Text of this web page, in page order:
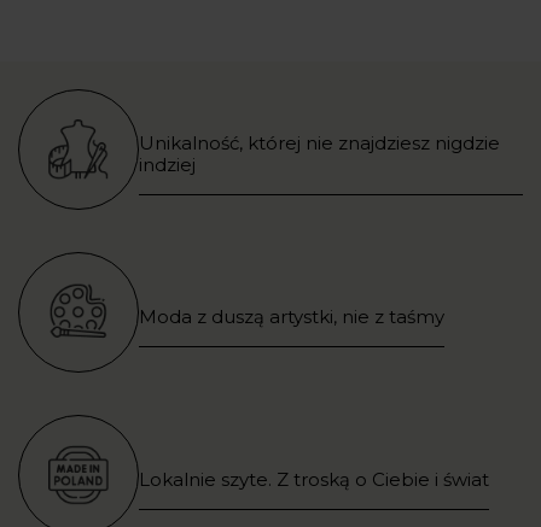
Unikalność, której nie znajdziesz nigdzie
indziej
Moda z duszą artystki, nie z taśmy
Lokalnie szyte. Z troską o Ciebie i świat